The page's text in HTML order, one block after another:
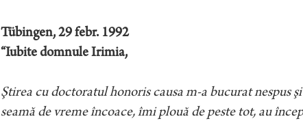
Tübingen, 29 febr. 1992
“Iubite domnule Irimia,
Ştirea cu doctoratul honoris causa m-a bucurat nespus
seamă de vreme încoace, îmi plouă de peste tot, au